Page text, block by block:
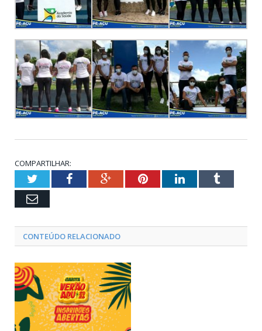
COMPARTILHAR:
TwitterFacebookGoogle+PinterestLinkedInTumblr
Email
CONTEÚDO RELACIONADO